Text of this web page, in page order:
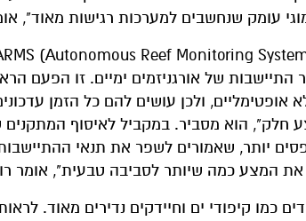
עומק שנחשבים למערכות רגישות מאוד",
התיישבות של אורגניזמים ימיים. זו הפעם
אופטימליים, ולכן עושים להם כל הזמן
חלק", הוא מסביר. במקביל לאיסוף
יותר, שאמורים לשפר את תנאי
המצע כמה שיותר לסביבה טבעית", אומר
כמו קיפודי ים וחיידקים נדירים מאוד.